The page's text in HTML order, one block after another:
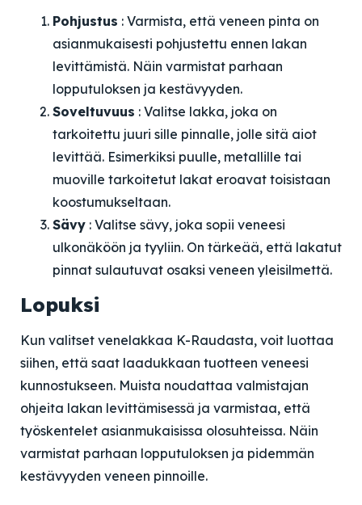
Pohjustus : Varmista, että veneen pinta on
asianmukaisesti pohjustettu ennen lakan
levittämistä. Näin varmistat parhaan
lopputuloksen ja kestävyyden.
Soveltuvuus : Valitse lakka, joka on
tarkoitettu juuri sille pinnalle, jolle sitä aiot
levittää. Esimerkiksi puulle, metallille tai
muoville tarkoitetut lakat eroavat toisistaan
koostumukseltaan.
Sävy : Valitse sävy, joka sopii veneesi
ulkonäköön ja tyyliin. On tärkeää, että lakatut
pinnat sulautuvat osaksi veneen yleisilmettä.
Lopuksi
Kun valitset venelakkaa K-Raudasta, voit luottaa
siihen, että saat laadukkaan tuotteen veneesi
kunnostukseen. Muista noudattaa valmistajan
ohjeita lakan levittämisessä ja varmistaa, että
työskentelet asianmukaisissa olosuhteissa. Näin
varmistat parhaan lopputuloksen ja pidemmän
kestävyyden veneen pinnoille.